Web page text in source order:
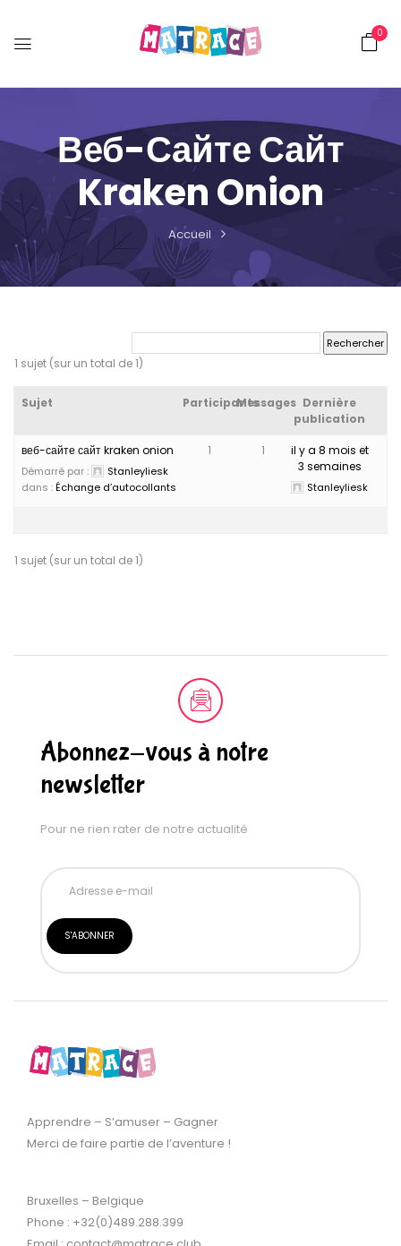
0
Веб-Сайте Сайт
Kraken Onion
Accueil
1 sujet (sur un total de 1)
Sujet ParticipantsMessages Dernière
publication
веб-сайте сайт kraken onion
Démarré par :
Stanleyliesk
dans :Échange d’autocollants
1 1
il y a 8 mois et
3 semaines
Stanleyliesk
1 sujet (sur un total de 1)
Abonnez-vous à notre
newsletter
Pour ne rien rater de notre actualité
Apprendre – S’amuser – Gagner
Merci de faire partie de l’aventure !
Bruxelles – Belgique
Phone : +32(0)489.288.399